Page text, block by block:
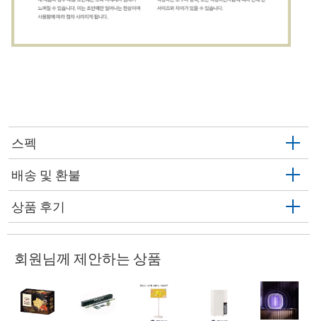
스펙
배송 및 환불
상품 후기
회원님께 제안하는 상품